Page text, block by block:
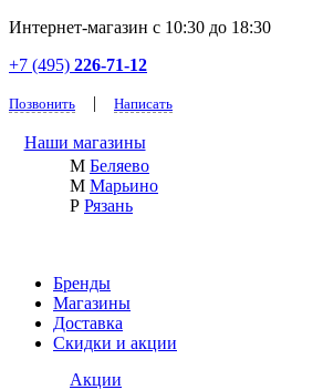
Интернет-магазин с 10:30 до 18:30
+7 (495) 226-71-12
Позвонить | Написать
Наши магазины
М Беляево
М Марьино
Р Рязань
Бренды
Магазины
Доставка
Скидки и акции
Акции